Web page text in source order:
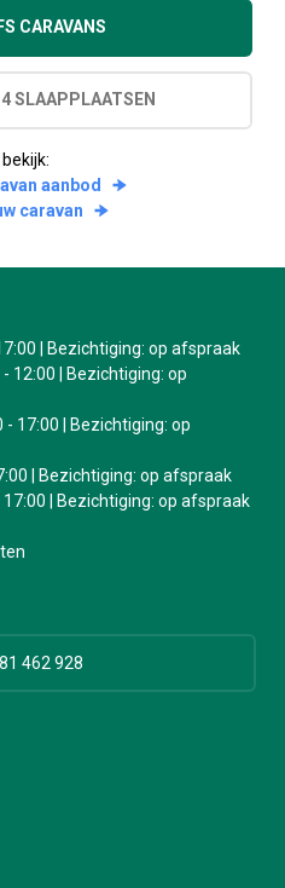
CARAVANS
SLAAPPLAATSEN
aanbod
caravan
| Bezichtiging: op afspraak
12:00 | Bezichtiging: op
17:00 | Bezichtiging: op
| Bezichtiging: op afspraak
| Bezichtiging: op afspraak
462 928